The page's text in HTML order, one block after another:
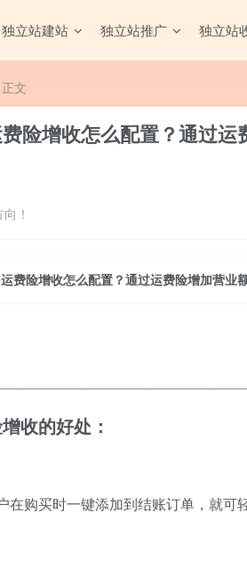
独立站建站 独立站推广 独立站
正文
险增收怎么配置？通过运
！
费险增收怎么配置？通过运费险增加营业
收的好处：
在购买时一键添加到结账订单，就